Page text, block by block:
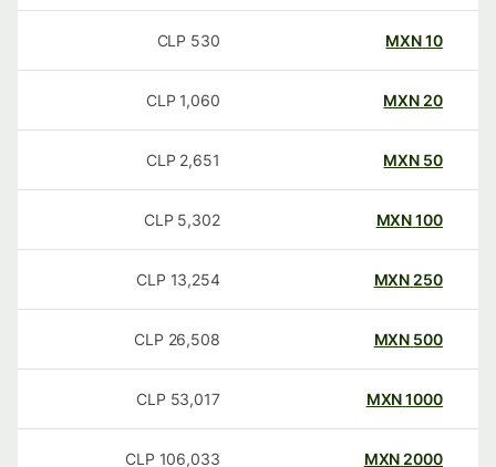
MXN
530
CLP
20
MXN
1,060
CLP
50
MXN
2,651
CLP
100
MXN
5,302
CLP
250
MXN
13,254
CLP
500
MXN
26,508
CLP
1000
MXN
53,017
CLP
2000
MXN
106,033
CLP